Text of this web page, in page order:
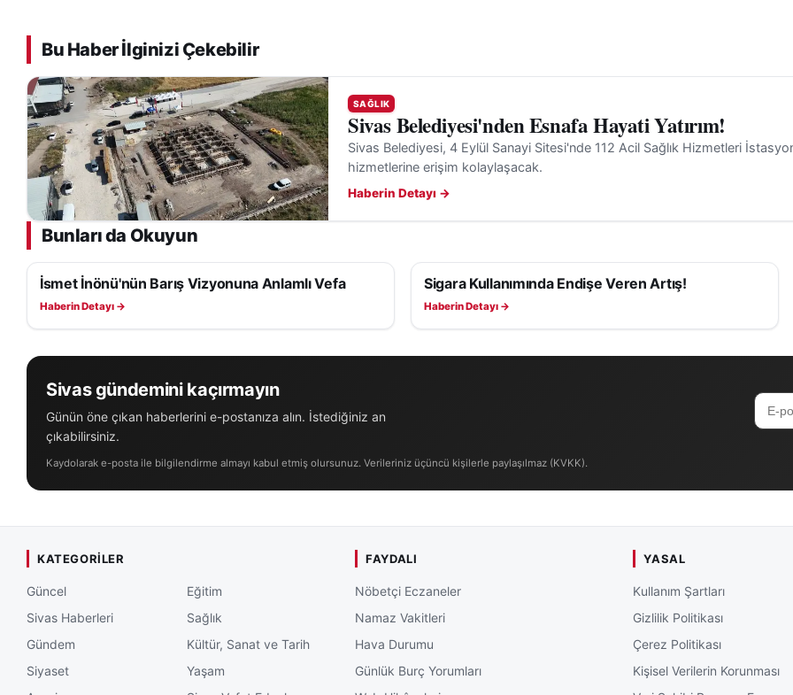
Bu Haber İlginizi Çekebilir
SAĞLIK
Sivas Belediyesi'nden Esnafa Hayati Yatırım!
Sivas Belediyesi, 4 Eylül Sanayi Sitesi'nde 112 Acil Sağlık Hizmetleri
hizmetlerine erişim kolaylaşacak.
Haberin Detayı →
Bunları da Okuyun
SAĞLIK
İsmet İnönü'nün Barış Vizyonuna Anlamlı Vefa
Haberin Detayı →
SAĞLIK
Sigara Kullanımında Endişe Veren Artış!
Haberin Detayı →
Sivas gündemini kaçırmayın
Günün öne çıkan haberlerini e-postanıza alın. İstediğiniz an
çıkabilirsiniz.
Kaydolarak e-posta ile bilgilendirme almayı kabul etmiş olursunuz. Verileriniz üçüncü kişilerle paylaşılmaz (KVKK).
KATEGORILER
Güncel
Sivas Haberleri
Gündem
Siyaset
Eğitim
Sağlık
Kültür, Sanat ve Tarih
Yaşam
FAYDALI
Nöbetçi Eczaneler
Namaz Vakitleri
Hava Durumu
Günlük Burç Yorumları
YASAL
Kullanım Şartları
Gizlilik Politikası
Çerez Politikası
Kişisel Verilerin Korunması